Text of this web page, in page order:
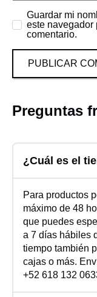
Guardar mi
este navegador
comentario.
Preguntas
¿Cuál es el
Para productos
máximo de 48
que puedes
a 7 días hábiles
tiempo también
cajas o más.
+52 618 132